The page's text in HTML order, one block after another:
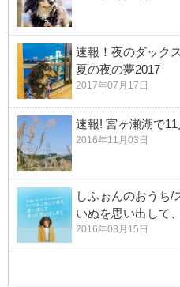
速報！夜のダック
夏の夜の夢2017
2017年07月17日
速報! 宮ヶ瀬湖で
2016年11月03日
しふぉんのおうち/
いぬを思い出して
2016年03月15日